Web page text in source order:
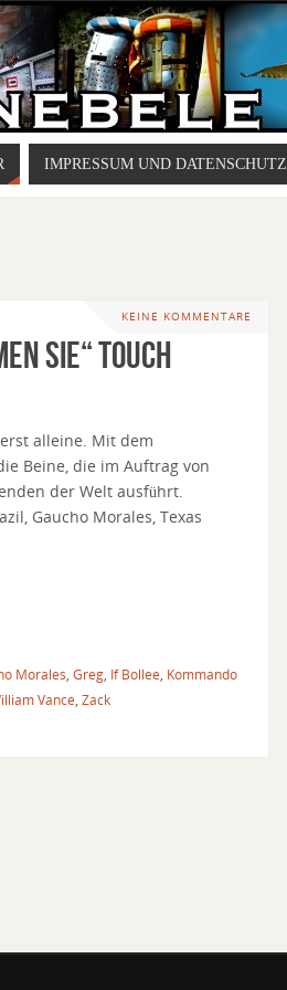
IMPRESSUM UND DATENSCHUTZ
KEINE KOMMENTARE
Sie“ Touch
alleine. Mit dem
Beine, die im Auftrag von
der Welt ausführt.
Gaucho Morales, Texas
Morales Greg If Bollee Kommando
Vance Zack